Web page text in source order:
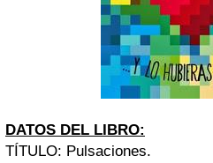
DATOS DEL LIBRO:
TÍTULO: Pulsaciones.